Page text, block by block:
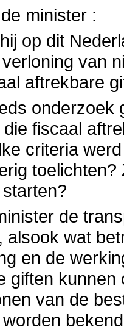
minister :
op dit
van
aftrekbare
fiscaal
criteria
de
alsook wat
en de
giften
van de